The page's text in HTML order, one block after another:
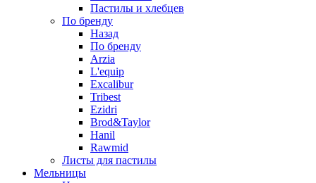
Пастилы и хлебцев
По бренду
Назад
По бренду
Arzia
L'equip
Excalibur
Tribest
Ezidri
Brod&Taylor
Hanil
Rawmid
Листы для пастилы
Мельницы